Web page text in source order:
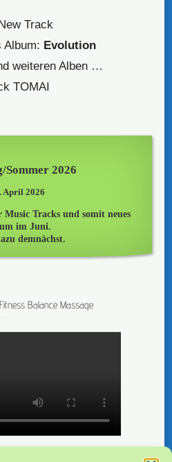
Track
Album: Evolution
weiteren Alben …
TOMAI
Sommer 2026
April 2026
Tracks und somit neues
im Juni.
demnächst.
Balance Massage